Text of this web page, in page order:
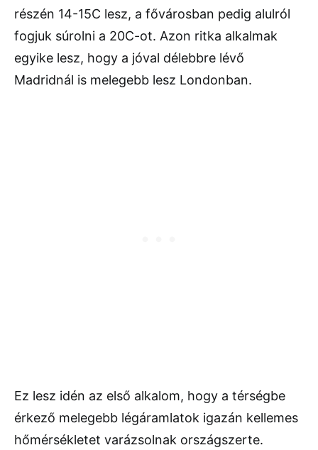
részén 14-15C lesz, a fővárosban pedig alulról
fogjuk súrolni a 20C-ot. Azon ritka alkalmak
egyike lesz, hogy a jóval délebbre lévő
Madridnál is melegebb lesz Londonban.
Ez lesz idén az első alkalom, hogy a térségbe
érkező melegebb légáramlatok igazán kellemes
hőmérsékletet varázsolnak országszerte.